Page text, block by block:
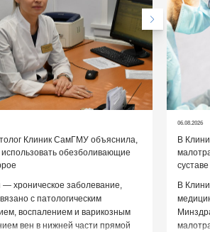
Клиник СамГМУ объяснила,
обезболивающие
— хроническое заболевание,
с патологическим
воспалением и варикозным
вен в нижней части прямой
06.08.2026
В
суставе
В